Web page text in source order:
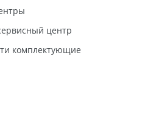
центр
комплектующие